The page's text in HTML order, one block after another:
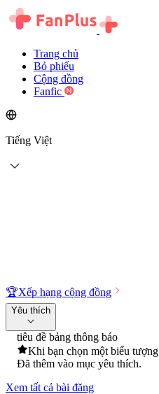
Trang chủ
Bỏ phiếu
Cộng đồng
Fanfic
Tiếng Việt
🏆Xếp hạng cộng đồng
Yêu thích
tiêu đề bảng thông báo
Khi bạn chọn một biểu tượng
Đã thêm vào mục yêu thích.
Xem tất cả bài đăng